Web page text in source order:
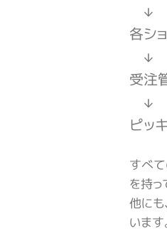
↓
各シ
↓
受注
↓
ピッ
すべ
を持っ
他に
います